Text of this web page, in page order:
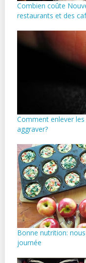
Combien coûte
restaurants et des
Comment enlever
aggraver?
Bonne nutrition:
journée